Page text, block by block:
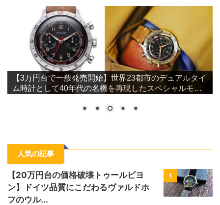
【3万円台で一般発売開始】世界23都市のデュアルタイ
ム時計として40年代の名機を再現したスペシャルモデ
人気の記事
1
【20万円台の価格破壊トゥールビヨ
ン】ドイツ品質にこだわるヴァルドホ
フのウル...